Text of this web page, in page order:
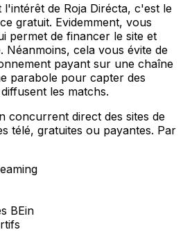
de Roja Dirécta, c'est le
gratuit. Evidemment, vous
permet de financer le site et
Néanmoins, cela vous évite de
payant sur une chaîne
parabole pour capter des
les matchs.
concurrent direct des sites de
télé, gratuites ou payantes. Par
BEin